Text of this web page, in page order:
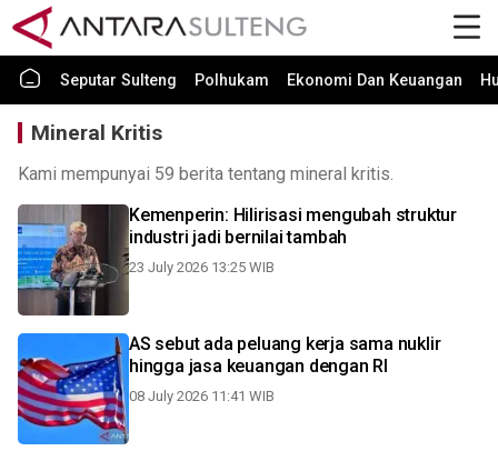
Seputar Sulteng Polhukam Ekonomi Dan Keuangan
Mineral Kritis
Kami mempunyai 59 berita tentang mineral kritis.
Kemenperin: Hilirisasi mengubah struktur
industri jadi bernilai tambah
23 July 2026 13:25 WIB
AS sebut ada peluang kerja sama nuklir
hingga jasa keuangan dengan RI
08 July 2026 11:41 WIB